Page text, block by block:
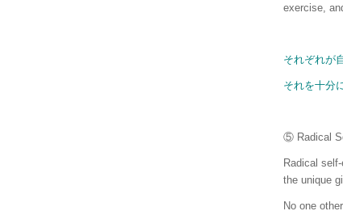
exercise,
それぞれが
それを十分
⑤ Radical
Radical
the unique
No one